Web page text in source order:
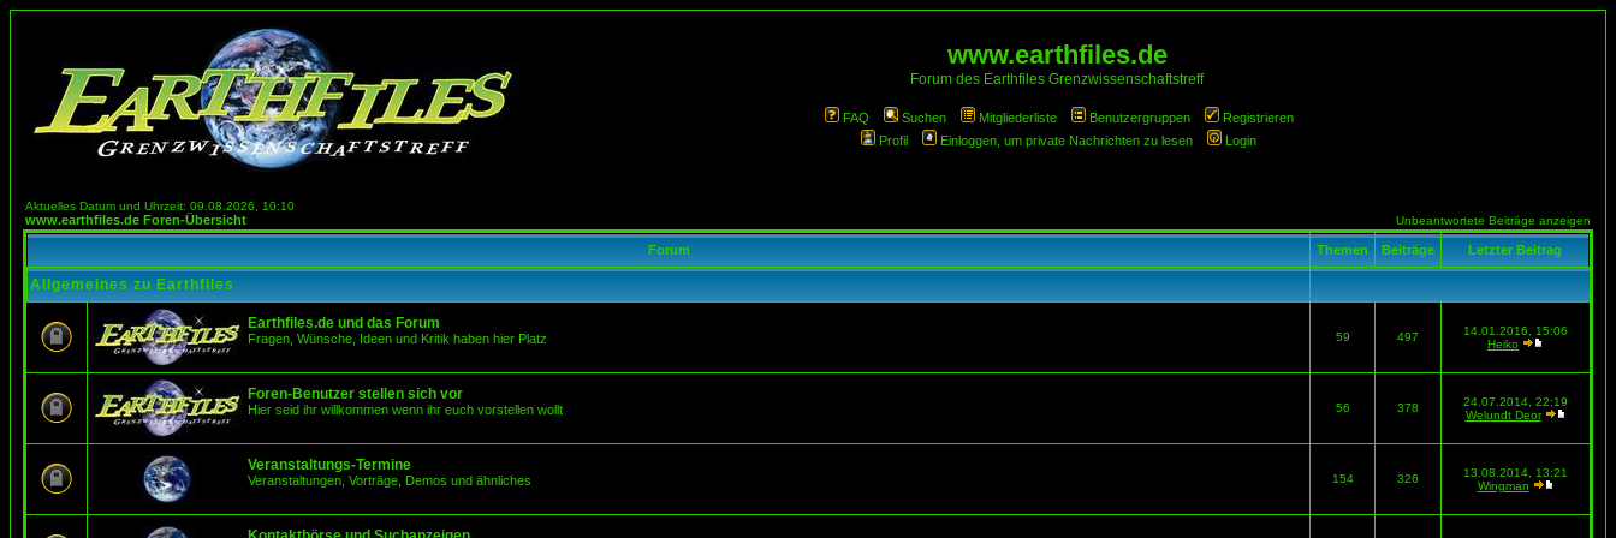
www.earthfiles.de
Forum des Earthfiles Grenzwissenschaftstreff
FAQ Suchen Mitgliederliste Benutzergruppen
Registrieren
Profil
Einloggen, um private Nachrichten zu lesen Login
Aktuelles Datum und Uhrzeit: 09.08.2026, 10:10
www.earthfiles.de Foren-Übersicht Unbeantwortete Beiträge anzeigen
Forum Themen Beiträge Letzter Beitrag
Allgemeines zu Earthfiles
Earthfiles.de und das Forum
Fragen, Wünsche, Ideen und Kritik haben hier Platz 59 497
14.01.2016, 15:06
Heiko
Foren-Benutzer stellen sich vor
Hier seid ihr willkommen wenn ihr euch vorstellen wollt 56 378
24.07.2014, 22:19
Welundt Deor
Veranstaltungs-Termine
Veranstaltungen, Vorträge, Demos und ähnliches 154 326
13.08.2014, 13:21
Wingman